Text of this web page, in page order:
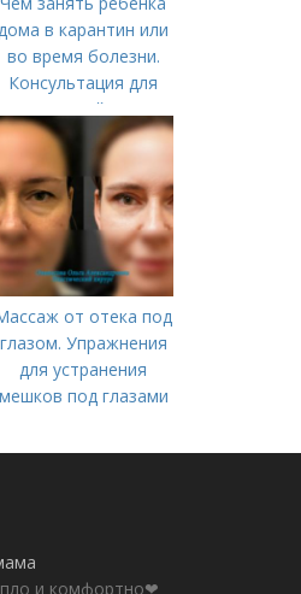
в карантин или
во время болезни.
Консультация для
родителей «Чем
ребенка в дни
болезни или
карантина?»
от отека под
глазом. Упражнения
для устранения
мешков под глазами
и комфортно❤